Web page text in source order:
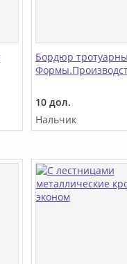
Бордюр
10 дол.
Нальчик